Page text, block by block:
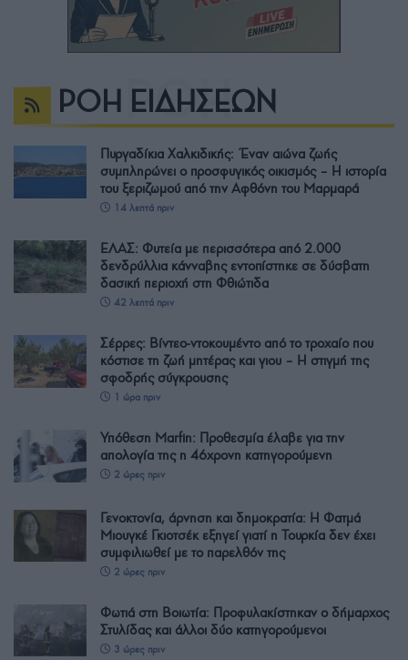
ΡΟΗ ΕΙΔΗΣΕΩΝ
Πυργαδίκια Χαλκιδικής: Έναν αιώνα ζωής
συμπληρώνει ο προσφυγικός οικισμός – Η ιστορία
του ξεριζωμού από την Αφθόνη του Μαρμαρά
14 λεπτά πριν
ΕΛΑΣ: Φυτεία με περισσότερα από 2.000
δενδρύλλια κάνναβης εντοπίστηκε σε δύσβατη
δασική περιοχή στη Φθιώτιδα
42 λεπτά πριν
Σέρρες: Βίντεο-ντοκουμέντο από το τροχαίο που
κόστισε τη ζωή μητέρας και γιου – Η στιγμή της
σφοδρής σύγκρουσης
1 ώρα πριν
Υπόθεση Marfin: Προθεσμία έλαβε για την
απολογία της η 46χρονη κατηγορούμενη
2 ώρες πριν
Γενοκτονία, άρνηση και δημοκρατία: Η Φατμά
Μιουγκέ Γκιοτσέκ εξηγεί γιατί η Τουρκία δεν έχει
συμφιλιωθεί με το παρελθόν της
2 ώρες πριν
Φωτιά στη Βοιωτία: Προφυλακίστηκαν ο δήμαρχος
Στυλίδας και άλλοι δύο κατηγορούμενοι
3 ώρες πριν